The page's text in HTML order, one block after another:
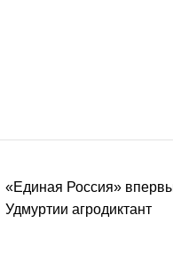
«Единая Россия»
Удмуртии агродиктант